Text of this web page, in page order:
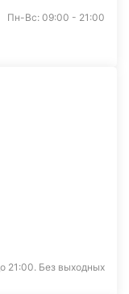
Пн-Вс: 09:00 - 21:00
21:00. Без выходных